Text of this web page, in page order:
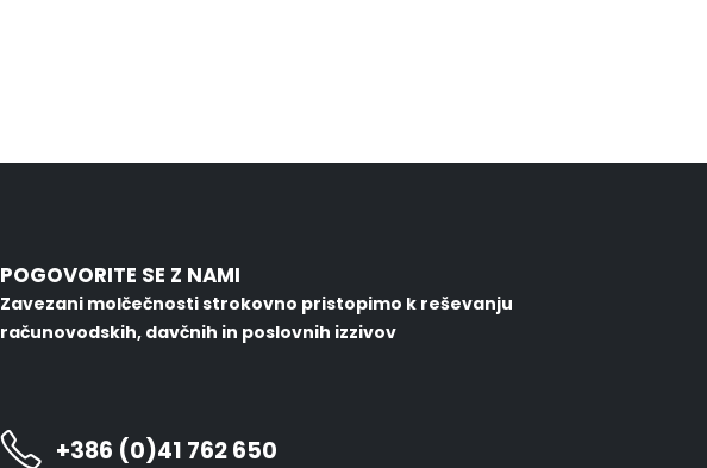
POGOVORITE SE Z NAMI
Zavezani molčečnosti strokovno pristopimo k reševanju
računovodskih, davčnih in poslovnih izzivov
+386 (0)41 762 650